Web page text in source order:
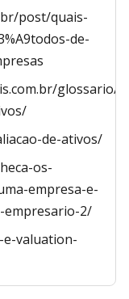
post/quais-
de-
glossario/
de-ativos/
os-
empresa-e-
empresario-2/
valuation-